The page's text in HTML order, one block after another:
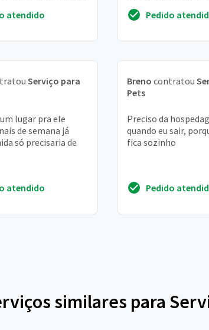
atendido
lo elePedido
Serviço para
lugar pra ele
de semana já
só precisaria de
atendido
Breno contratou
Pets
Preciso da
quando eu sair,
fica sozinho
Pedido
similares para